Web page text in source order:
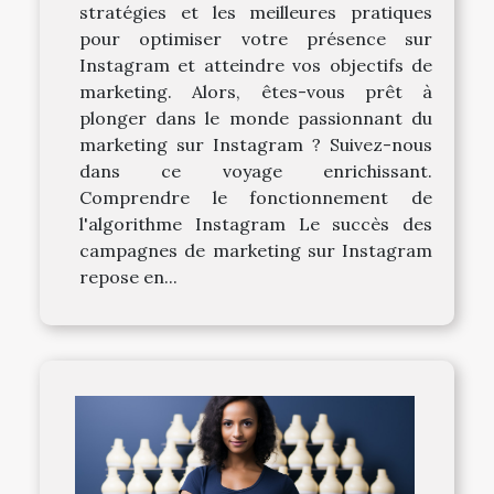
stratégies et les meilleures pratiques
pour optimiser votre présence sur
Instagram et atteindre vos objectifs de
marketing. Alors, êtes-vous prêt à
plonger dans le monde passionnant du
marketing sur Instagram ? Suivez-nous
dans ce voyage enrichissant.
Comprendre le fonctionnement de
l'algorithme Instagram Le succès des
campagnes de marketing sur Instagram
repose en...